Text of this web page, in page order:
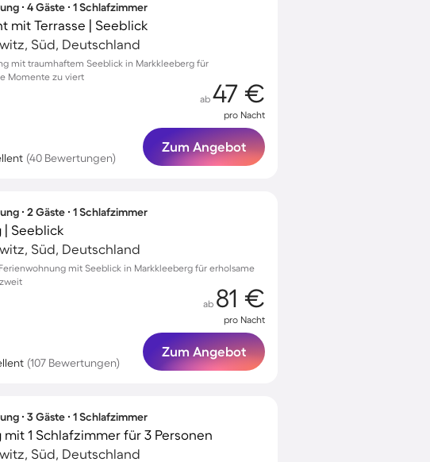
∙ 4 Gäste ∙ 1 Schlafzimmer
mit Terrasse | Seeblick
Süd, Deutschland
mit traumhaftem Seeblick in Markkleeberg für
Momente zu viert
(40 Bewertungen)
ab 47 €
pro Nacht
Zum Angebot
∙ 2 Gäste ∙ 1 Schlafzimmer
| Seeblick
Süd, Deutschland
mit Seeblick in Markkleeberg für erholsame
(107 Bewertungen)
ab 81 €
pro Nacht
Zum Angebot
∙ 3 Gäste ∙ 1 Schlafzimmer
1 Schlafzimmer für 3 Personen
Süd, Deutschland